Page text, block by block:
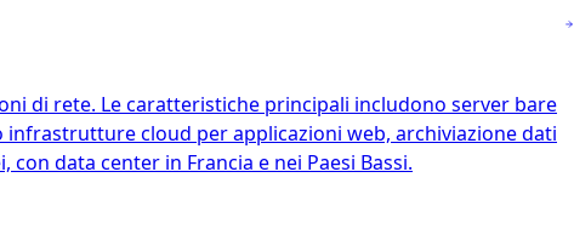
di rete. Le caratteristiche principali includono server bare
cloud per applicazioni web, archiviazione dati
data center in Francia e nei Paesi Bassi.